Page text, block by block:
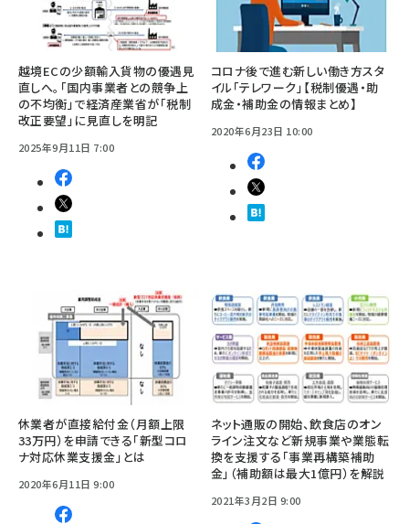
越境ECの少額輸入貨物の優遇見
直しへ。「国内事業者との競争上
の不均衡」で経済産業省が「税制
改正要望」に見直しを明記
2025年9月11日 7:00
コロナ後で進む新しい働き方スタ
イル「テレワーク」【税制優遇・助
成金・補助金の情報まとめ】
2020年6月23日 10:00
休業者が直接給付金（月額上限
33万円）を申請できる「新型コロ
ナ対応休業支援金」とは
2020年6月11日 9:00
ネット通販の開始、飲食店のオン
ライン注文など新規事業や業態転
換を支援する「事業再構築補助
金」（補助額は最大1億円）を解説
2021年3月2日 9:00